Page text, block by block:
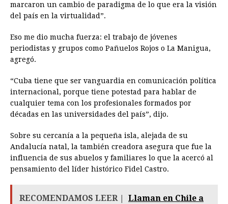
marcaron un cambio de paradigma de lo que era la visión
del país en la virtualidad”.
Eso me dio mucha fuerza: el trabajo de jóvenes
periodistas y grupos como Pañuelos Rojos o La Manigua,
agregó.
“Cuba tiene que ser vanguardia en comunicación política
internacional, porque tiene potestad para hablar de
cualquier tema con los profesionales formados por
décadas en las universidades del país”, dijo.
Sobre su cercanía a la pequeña isla, alejada de su
Andalucía natal, la también creadora asegura que fue la
influencia de sus abuelos y familiares lo que la acercó al
pensamiento del líder histórico Fidel Castro.
RECOMENDAMOS LEER |
Llaman en Chile a